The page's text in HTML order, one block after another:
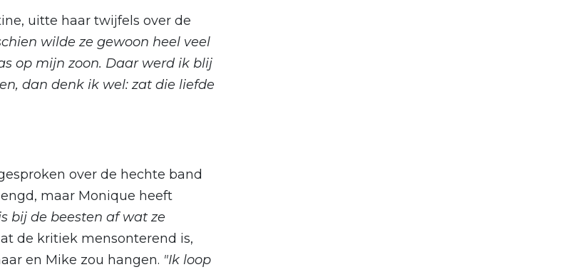
uitte haar twijfels over de
wilde ze gewoon heel veel
op mijn zoon. Daar werd ik blij
dan denk ik wel: zat die liefde
over de hechte band
maar Monique heeft
bij de beesten af wat ze
de kritiek mensonterend is,
en Mike zou hangen. "Ik loop